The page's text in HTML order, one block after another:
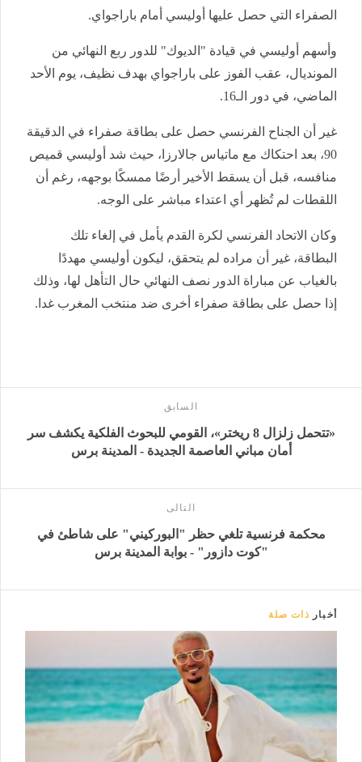
الصفراء التي حصل عليها أوليسي أمام باراجواي.
وأسهم أوليسي في قيادة "الديوك" للدور ربع النهائي من
المونديال، عقب الفوز على باراجواي بهدف نظيف، يوم الأحد
الماضي، في دور الـ16.
غير أن الجناح الفرنسي حصل على بطاقة صفراء في الدقيقة
90، بعد احتكاك مع ماتياس جالارزا، حيث شد أوليسي قميص
منافسه، قبل أن يسقط الأخير أرضًا ممسكًا بوجهه، رغم أن
اللقطات لم تُظهر أي اعتداء مباشر على الوجه.
وكان الاتحاد الفرنسي لكرة القدم يأمل في إلغاء تلك
البطاقة، غير أن مراده لم يتحقق، ليكون أوليسي مهددًا
بالغياب عن مباراة الدور نصف النهائي حال التأهل لها، وذلك
إذا حصل على بطاقة صفراء أخرى ضد منتخب المغرب غدا.
السابق
«تتحمل زلزال 8 ريختر»، القومي للبحوث الفلكية يكشف سر
أمان مباني العاصمة الجديدة - المدينة برس
التالى
محكمة فرنسية تلغي حظر "البوركيني" على شاطئ في
"كوت دازور" - بوابة المدينة برس
أخبار ذات صلة